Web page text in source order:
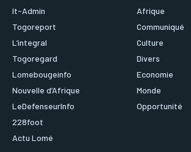
It-Admin
Togoreport
L’integral
Togoregard
Lomebougeinfo
Nouvelle d’Afrique
LeDefenseurInfo
228foot
Actu Lomé
Afrique
Communiqué
Culture
Divers
Economie
Monde
Opportunité